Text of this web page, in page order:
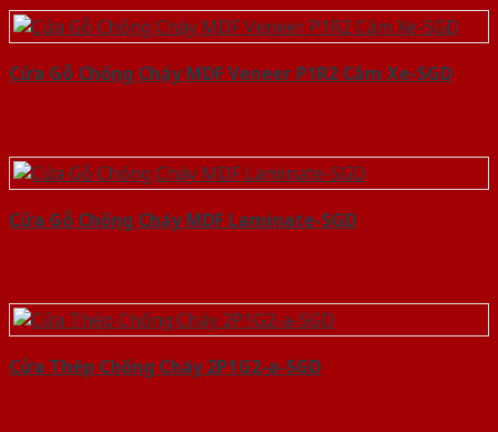
Cửa Gỗ Chống Cháy MDF Veneer P1R2 Căm Xe-SGD
Cửa Gỗ Chống Cháy MDF Laminate-SGD
Cửa Thép Chống Cháy 2P1G2-a-SGD